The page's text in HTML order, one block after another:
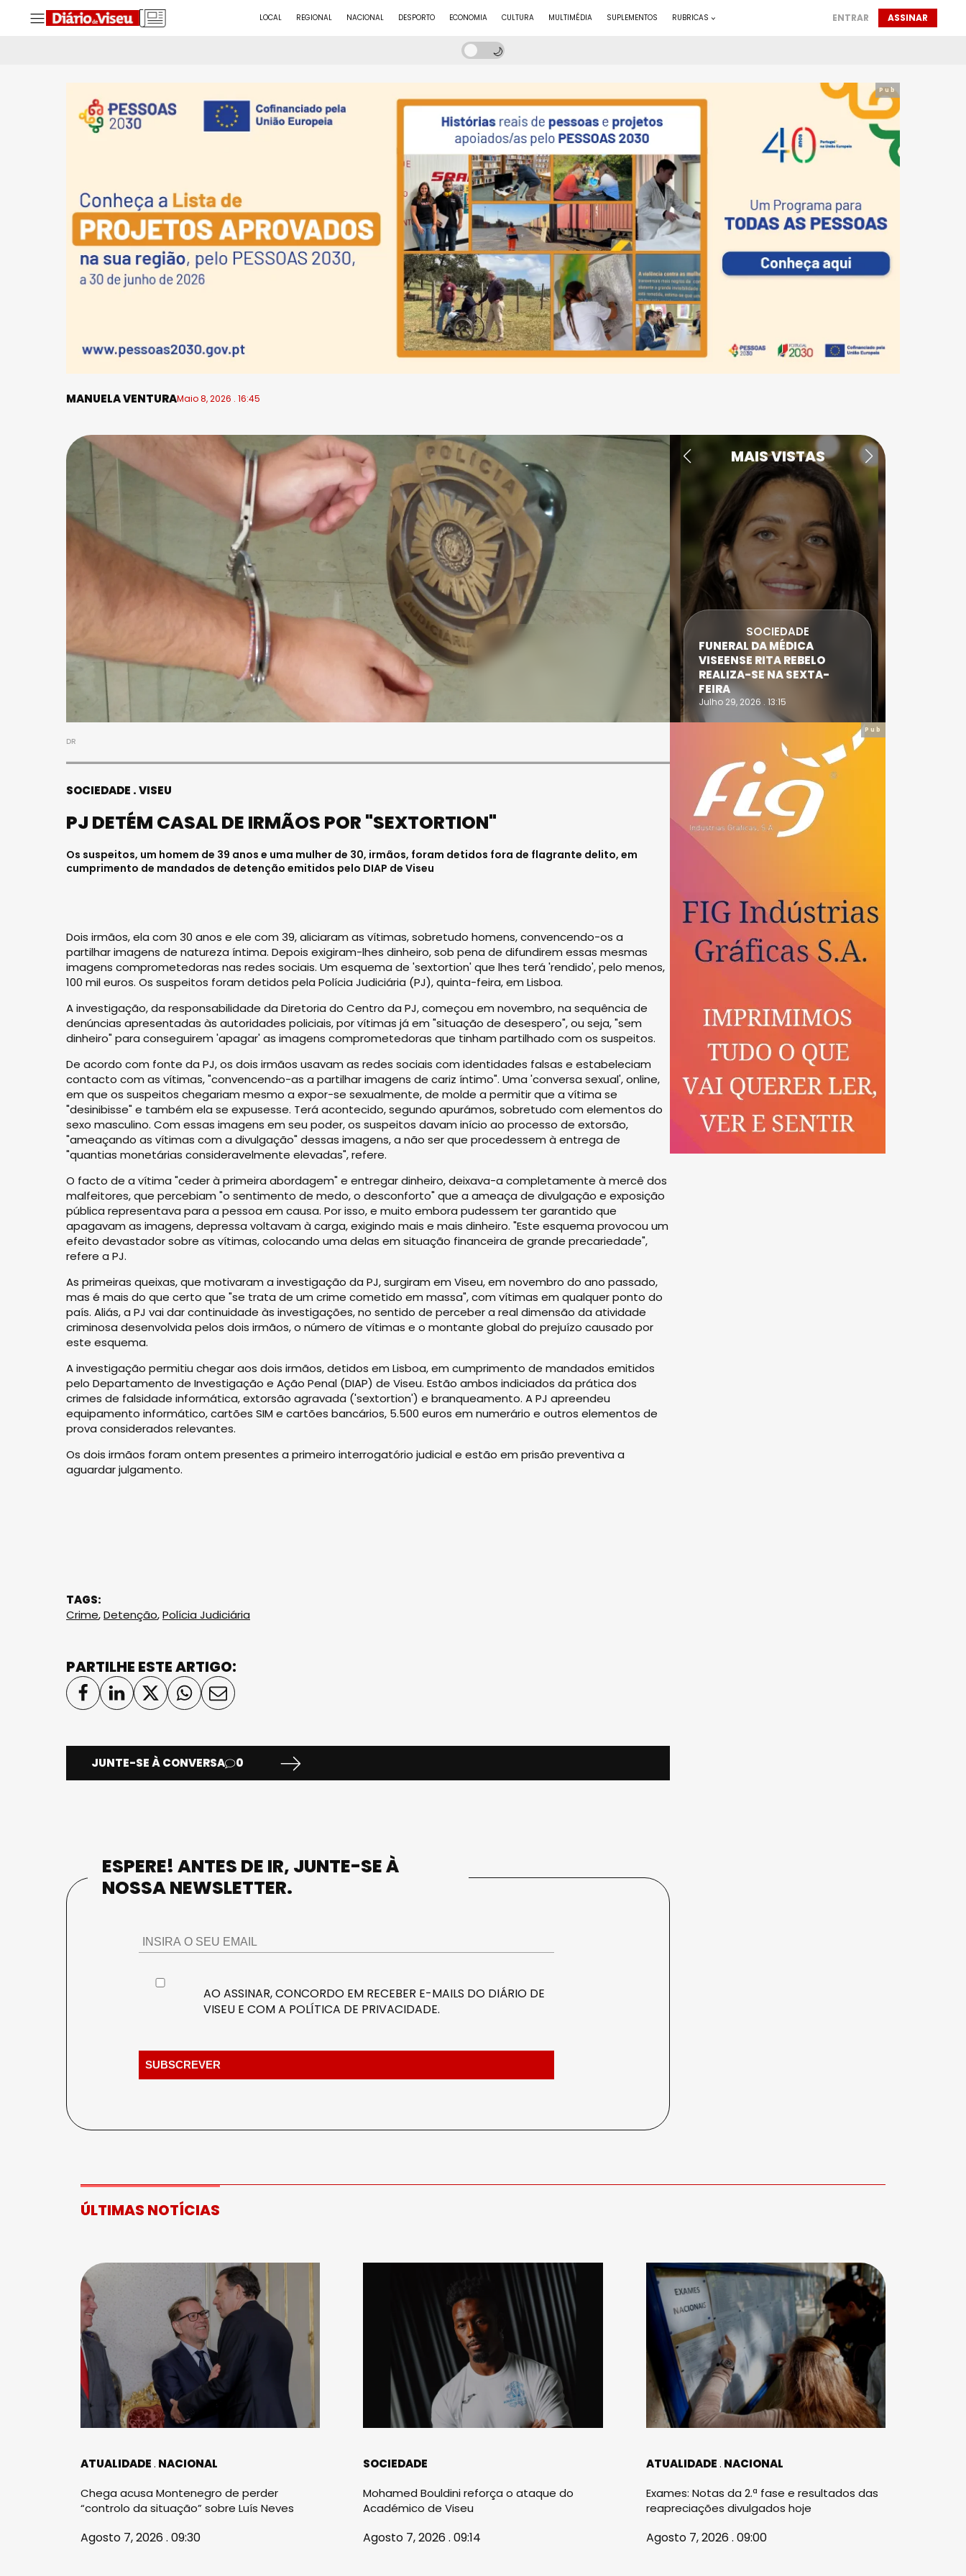
LOCAL REGIONAL NACIONAL DESPORTO ECONOMIA CULTURA MULTIMÉDIA SUPLEMENTOS RUBRICAS ENTRAR ASSINAR
Pub
MANUELA VENTURAMaio 8, 2026 . 16:45
DR
SOCIEDADE VISEU
PJ DETÉM CASAL DE IRMÃOS POR "SEXTORTION"
Os suspeitos, um homem de 39 anos e uma mulher de 30, irmãos, foram detidos fora de flagrante delito, em
cumprimento de mandados de detenção emitidos pelo DIAP de Viseu
Dois irmãos, ela com 30 anos e ele com 39, aliciaram as vítimas, sobretudo homens, convencendo-os a
partilhar imagens de natureza íntima. Depois exigiram-lhes dinheiro, sob pena de difundirem essas mesmas
imagens comprometedoras nas redes sociais. Um esquema de 'sextortion' que lhes terá 'rendido', pelo menos,
100 mil euros. Os suspeitos foram detidos pela Polícia Judiciária (PJ), quinta-feira, em Lisboa.
A investigação, da responsabilidade da Diretoria do Centro da PJ, começou em novembro, na sequência de
denúncias apresentadas às autoridades policiais, por vítimas já em "situação de desespero", ou seja, "sem
dinheiro" para conseguirem 'apagar' as imagens comprometedoras que tinham partilhado com os suspeitos.
De acordo com fonte da PJ, os dois irmãos usavam as redes sociais com identidades falsas e estabeleciam
contacto com as vítimas, "convencendo-as a partilhar imagens de cariz íntimo". Uma 'conversa sexual', online,
em que os suspeitos chegariam mesmo a expor-se sexualmente, de molde a permitir que a vítima se
"desinibisse" e também ela se expusesse. Terá acontecido, segundo apurámos, sobretudo com elementos do
sexo masculino. Com essas imagens em seu poder, os suspeitos davam início ao processo de extorsão,
"ameaçando as vítimas com a divulgação" dessas imagens, a não ser que procedessem à entrega de
"quantias monetárias consideravelmente elevadas", refere.
O facto de a vítima "ceder à primeira abordagem" e entregar dinheiro, deixava-a completamente à mercê dos
malfeitores, que percebiam "o sentimento de medo, o desconforto" que a ameaça de divulgação e exposição
pública representava para a pessoa em causa. Por isso, e muito embora pudessem ter garantido que
apagavam as imagens, depressa voltavam à carga, exigindo mais e mais dinheiro. "Este esquema provocou um
efeito devastador sobre as vítimas, colocando uma delas em situação financeira de grande precariedade",
refere a PJ.
As primeiras queixas, que motivaram a investigação da PJ, surgiram em Viseu, em novembro do ano passado,
mas é mais do que certo que "se trata de um crime cometido em massa", com vítimas em qualquer ponto do
país. Aliás, a PJ vai dar continuidade às investigações, no sentido de perceber a real dimensão da atividade
criminosa desenvolvida pelos dois irmãos, o número de vítimas e o montante global do prejuízo causado por
este esquema.
A investigação permitiu chegar aos dois irmãos, detidos em Lisboa, em cumprimento de mandados emitidos
pelo Departamento de Investigação e Ação Penal (DIAP) de Viseu. Estão ambos indiciados da prática dos
crimes de falsidade informática, extorsão agravada ('sextortion') e branqueamento. A PJ apreendeu
equipamento informático, cartões SIM e cartões bancários, 5.500 euros em numerário e outros elementos de
prova considerados relevantes.
Os dois irmãos foram ontem presentes a primeiro interrogatório judicial e estão em prisão preventiva a
aguardar julgamento.
TAGS:
Crime,Detenção,Polícia Judiciária
PARTILHE ESTE ARTIGO:
JUNTE-SE À CONVERSA 0
ESPERE! ANTES DE IR, JUNTE-SE À
NOSSA NEWSLETTER.
AO ASSINAR, CONCORDO EM RECEBER E-MAILS DO DIÁRIO DE
VISEU E COM A POLÍTICA DE PRIVACIDADE.
MAIS VISTAS
FALECEU PAULA ALMEIDA,
SOCIEDADE
FUNERAL DA MÉDICA
VISEENSE RITA REBELO
REALIZA-SE NA SEXTA-
FEIRA
Julho 29, 2026 . 13:15
Pub
ÚLTIMAS NOTÍCIAS
ATUALIDADE NACIONAL
Chega acusa Montenegro de perder
“controlo da situação” sobre Luís Neves
Agosto 7, 2026 . 09:30
SOCIEDADE
Mohamed Bouldini reforça o ataque do
Académico de Viseu
Agosto 7, 2026 . 09:14
ATUALIDADE NACIONAL
Exames: Notas da 2.ª fase e resultados das
reapreciações divulgados hoje
Agosto 7, 2026 . 09:00